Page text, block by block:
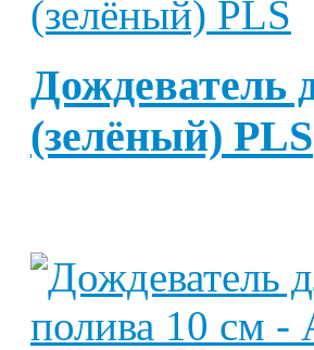
Дождеватель
(зелёный) PLS